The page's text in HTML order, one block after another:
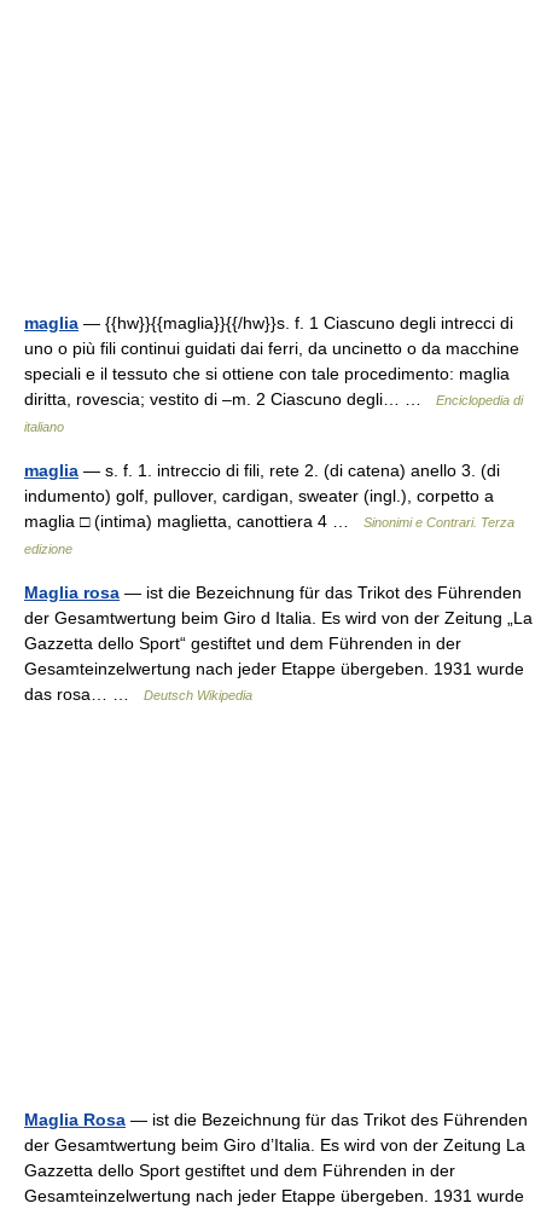
maglia — {{hw}}{{maglia}}{{/hw}}s. f. 1 Ciascuno degli intrecci di
uno o più fili continui guidati dai ferri, da uncinetto o da macchine
speciali e il tessuto che si ottiene con tale procedimento: maglia
diritta, rovescia; vestito di –m. 2 Ciascuno degli… …
Enciclopedia di
italiano
maglia — s. f. 1. intreccio di fili, rete 2. (di catena) anello 3. (di
indumento) golf, pullover, cardigan, sweater (ingl.), corpetto a
maglia □ (intima) maglietta, canottiera 4 …
Sinonimi e Contrari. Terza
edizione
Maglia rosa — ist die Bezeichnung für das Trikot des Führenden
der Gesamtwertung beim Giro d Italia. Es wird von der Zeitung „La
Gazzetta dello Sport“ gestiftet und dem Führenden in der
Gesamteinzelwertung nach jeder Etappe übergeben. 1931 wurde
das rosa… …
Deutsch Wikipedia
Maglia Rosa — ist die Bezeichnung für das Trikot des Führenden
der Gesamtwertung beim Giro d’Italia. Es wird von der Zeitung La
Gazzetta dello Sport gestiftet und dem Führenden in der
Gesamteinzelwertung nach jeder Etappe übergeben. 1931 wurde